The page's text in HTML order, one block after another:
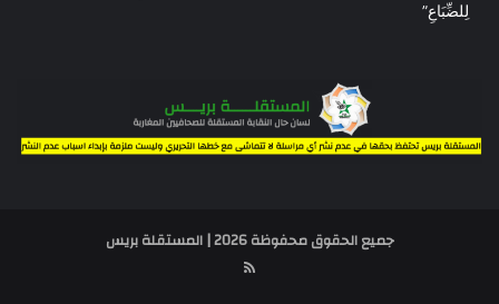
لِلضِّبَاعِ”
جميع الحقوق محفوظة 2026 | المستقلة بريس
RSS